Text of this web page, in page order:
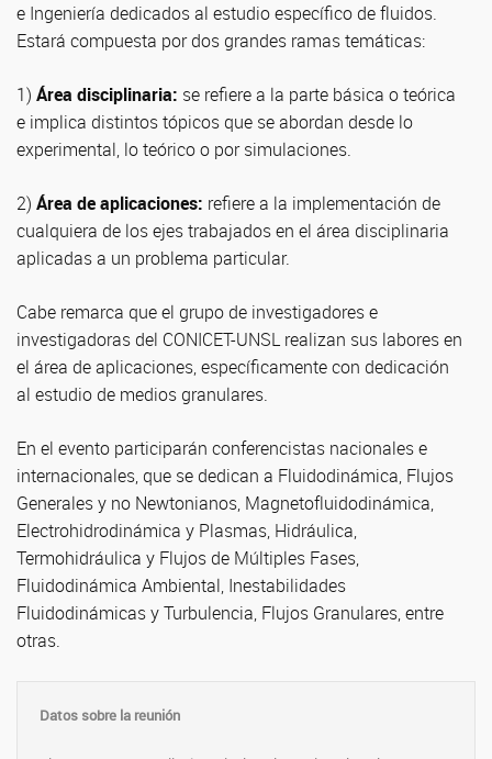
e Ingeniería dedicados al estudio específico de fluidos.
Estará compuesta por dos grandes ramas temáticas:
1) Área disciplinaria: se refiere a la parte básica o teórica
e implica distintos tópicos que se abordan desde lo
experimental, lo teórico o por simulaciones.
2) Área de aplicaciones: refiere a la implementación de
cualquiera de los ejes trabajados en el área disciplinaria
aplicadas a un problema particular.
Cabe remarca que el grupo de investigadores e
investigadoras del CONICET-UNSL realizan sus labores en
el área de aplicaciones, específicamente con dedicación
al estudio de medios granulares.
En el evento participarán conferencistas nacionales e
internacionales, que se dedican a Fluidodinámica, Flujos
Generales y no Newtonianos, Magnetofluidodinámica,
Electrohidrodinámica y Plasmas, Hidráulica,
Termohidráulica y Flujos de Múltiples Fases,
Fluidodinámica Ambiental, Inestabilidades
Fluidodinámicas y Turbulencia, Flujos Granulares, entre
otras.
Datos sobre la reunión